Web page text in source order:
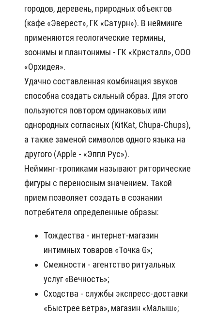
городов, деревень, природных объектов
(кафе «Эверест», ГК «Сатурн»). В нейминге
применяются геологические термины,
зоонимы и плантонимы - ГК «Кристалл», ООО
«Орхидея».
Удачно составленная комбинация звуков
способна создать сильный образ. Для этого
пользуются повтором одинаковых или
однородных согласных (KitKat, Chupa-Chups),
а также заменой символов одного языка на
другого (Apple - «Эппл Рус»).
Нейминг-тропиками называют риторические
фигуры с переносным значением. Такой
прием позволяет создать в сознании
потребителя определенные образы:
Тождества - интернет-магазин
интимных товаров «Точка G»;
Смежности - агентство ритуальных
услуг «Вечность»;
Сходства - службы экспресс-доставки
«Быстрее ветра», магазин «Малыш»;